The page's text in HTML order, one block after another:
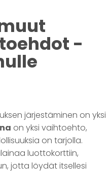
-
järjestäminen on yksi
on yksi vaihtoehto,
on tarjolla.
luottokorttiin,
jotta löydät itsellesi